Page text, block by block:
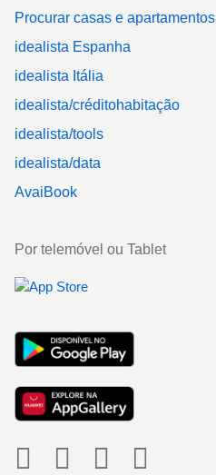
Procurar casas e apartamentos
idealista Espanha
idealista Itália
idealista/créditohabitação
idealista/tools
idealista/data
AvaiBook
Por telemóvel ou Tablet